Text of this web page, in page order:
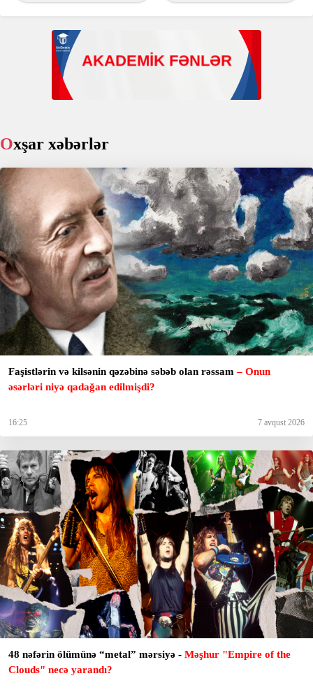
Oxşar xəbərlər
Faşistlərin və kilsənin qəzəbinə səbəb olan rəssam– Onun
əsərləri niyə qadağan edilmişdi?
16:25 7 avqust 2026
48 nəfərin ölümünə “metal” mərsiyə - Məşhur "Empire of the
Clouds" necə yarandı?